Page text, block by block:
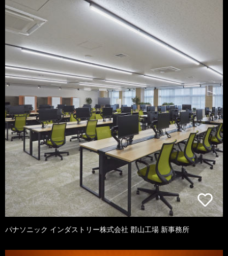
パナソニック インダストリー株式会社 郡山工場 新事務所